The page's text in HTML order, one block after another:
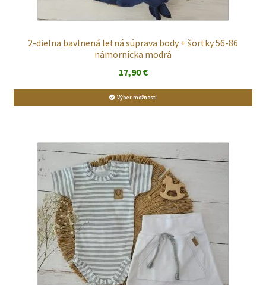
2-dielna bavlnená letná súprava body + šortky 56-86
námornícka modrá
17,90€
Výber možností